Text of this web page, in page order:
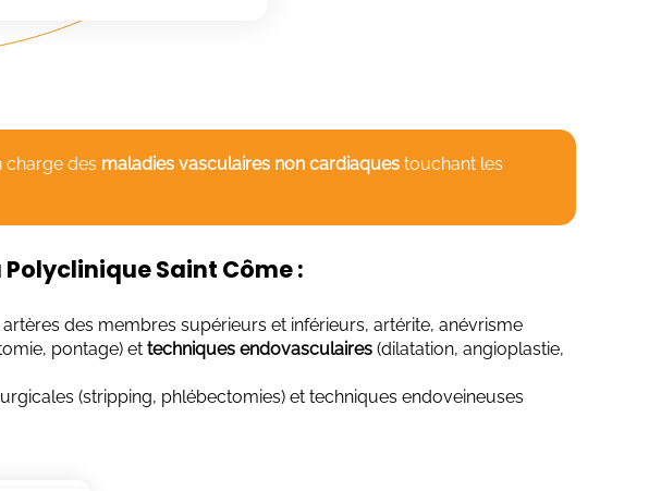
charge des maladies vasculaires non cardiaques touchant les
Saint Côme :
des membres supérieurs et inférieurs, artérite, anévrisme
pontage) ettechniques endovasculaires (dilatation, angioplastie,
(stripping, phlébectomies) et techniques endoveineuses